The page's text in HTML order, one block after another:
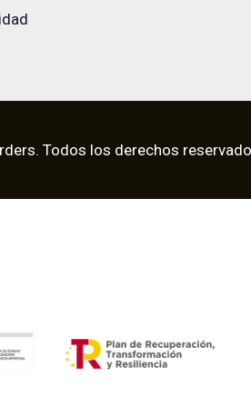
Todos los derechos